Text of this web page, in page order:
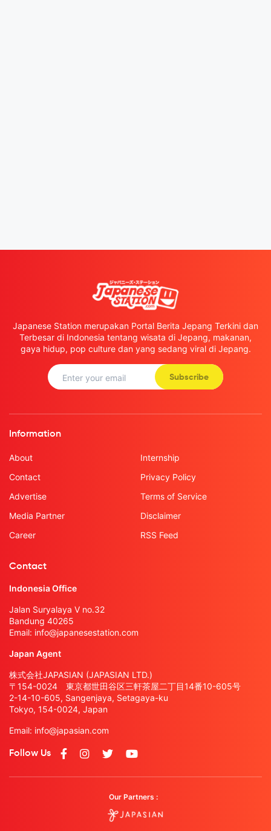
Japanese Station merupakan Portal Berita Jepang Terkini dan
Terbesar di Indonesia tentang wisata di Jepang, makanan,
gaya hidup, pop culture dan yang sedang viral di Jepang.
Subscribe
Information
About
Contact
Advertise
Media Partner
Career
Internship
Privacy Policy
Terms of Service
Disclaimer
RSS Feed
Contact
Indonesia Office
Jalan Suryalaya V no.32
Bandung 40265
Email: info@japanesestation.com
Japan Agent
株式会社JAPASIAN (JAPASIAN LTD.)
〒154-0024 東京都世田谷区三軒茶屋二丁目14番10-605号
2-14-10-605, Sangenjaya, Setagaya-ku
Tokyo, 154-0024, Japan
Email: info@japasian.com
Follow Us
Our Partners :